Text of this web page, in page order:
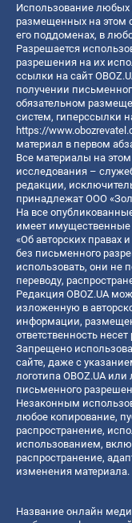
Использование любых
размещенных на этом
его поддоменах, в
Разрешается
разрешения на их
ссылки на сайт
получении
обязательном
систем, гиперссылки
https://
материал в первом
Все материалы на
исследования –
редакции,
принадлежат ООО
На все
имеет
«Об авторских правах
без письменного
использовать, они не
переводу,
Редакция OBOZ.UA
изложенную в
информации,
ответственность
Запрещено
сайте, даже с
логотипа OBOZ.UA
письменного
Незаконным
любое копирование,
распространение,
использованием,
распространение,
изменения материала.
Название онлайн